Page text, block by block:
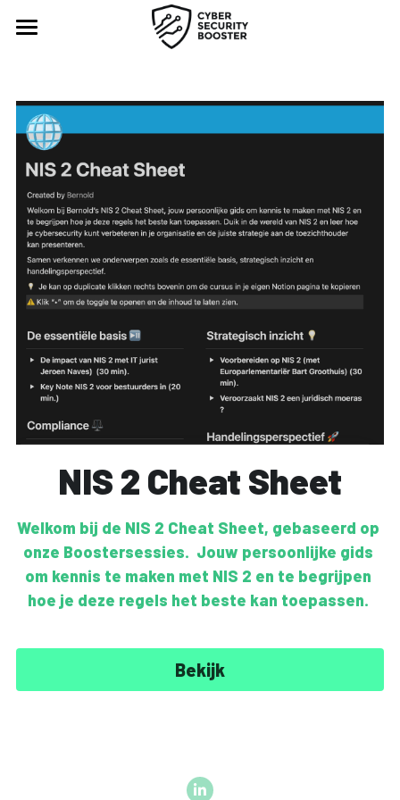
Boostersessies
Talkshows
NIS2cheatsheet
Cyberverzekeringcheatsheet
AIcheatsheet
DORAcheatsheet
Over
Partners
Contact
NIS 2 Cheat Sheet
Welkom bij de NIS 2 Cheat Sheet, gebaseerd op
onze Boostersessies.  Jouw persoonlijke gids
om kennis te maken met NIS 2 en te begrijpen
hoe je deze regels het beste kan toepassen.
Bekijk